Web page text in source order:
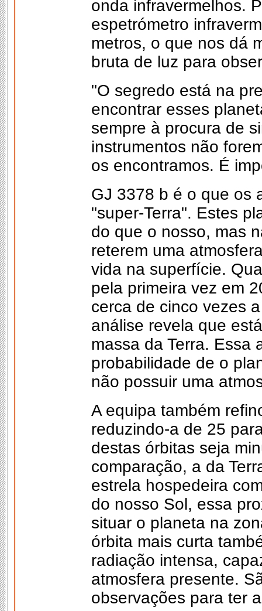
onda infravermelhos.
espetrómetro
metros, o que nos dá
bruta de luz para
"O segredo está na
encontrar esses
sempre à procura de
instrumentos não
os encontramos. É
GJ 3378 b é o que os
"super-Terra". Estes
do que o nosso, mas
reterem uma
vida na superfície.
pela primeira vez em
cerca de cinco vezes
análise revela que
massa da Terra. Essa
probabilidade de o
não possuir uma
A equipa também
reduzindo-a de 25
destas órbitas seja
comparação, a da
estrela hospedeira
do nosso Sol, essa
situar o planeta na
órbita mais curta
radiação intensa,
atmosfera presente.
observações para ter